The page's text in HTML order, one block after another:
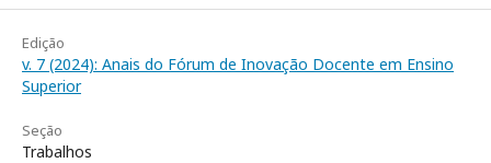
Edição
v. 7 (2024): Anais do Fórum de Inovação Docente em Ensino
Superior
Seção
Trabalhos